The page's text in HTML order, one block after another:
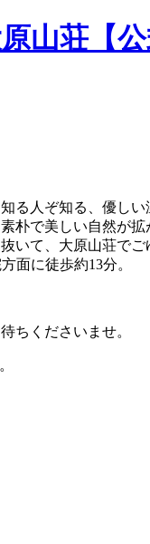
山荘【公
る人ぞ知る、優しい
で美しい自然が
て、大原山荘で
面に徒歩約13分。
ちくださいませ。